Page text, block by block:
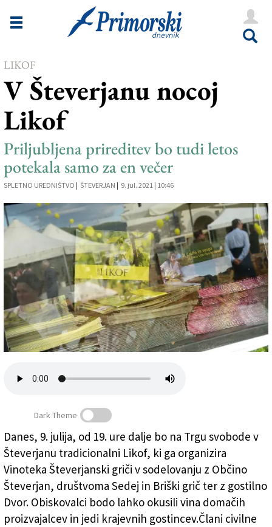
Novice
Goriška
Kultura
Šport
Še
Vreme
Oglasi
Založnik
Zadruga PD
Naročnine
LIKOF
V Števerjanu nocoj
Likof
Priljubljena prireditev bo tudi letos
potekala samo za en večer
SPLETNO UREDNIŠTVO | ŠTEVERJAN | 9. jul. 2021 | 10:46
Na Likofu pred dvema letoma (BUMBACA)
Dark Theme
Danes, 9. julija, od 19. ure dalje bo na Trgu svobode v
Števerjanu tradicionalni Likof, ki ga organizira
Vinoteka Števerjanski griči v sodelovanju z Občino
Števerjan, društvoma Sedej in Briški grič ter z gostilno
Dvor. Obiskovalci bodo lahko okusili vina domačih
proizvajalcev in jedi krajevnih gostincev.Člani civilne